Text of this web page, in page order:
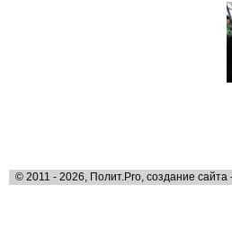
© 2011 - 2026, Полит.Pro, создание сайта